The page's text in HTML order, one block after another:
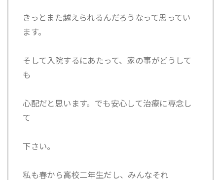
きっとまた越えられるんだろうなって思ってい
ます。
そして入院するにあたって、家の事がどうして
も
心配だと思います。でも安心して治療に専念し
て
下さい。
私も春から高校二年生だし、みんなそれ